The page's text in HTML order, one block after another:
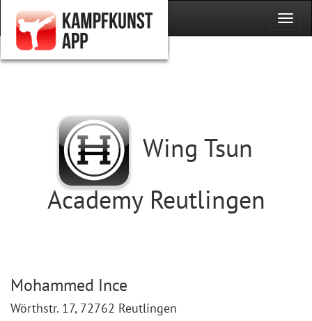
Wing Tsun
Academy Reutlingen
Mohammed Ince
Wörthstr. 17, 72762 Reutlingen